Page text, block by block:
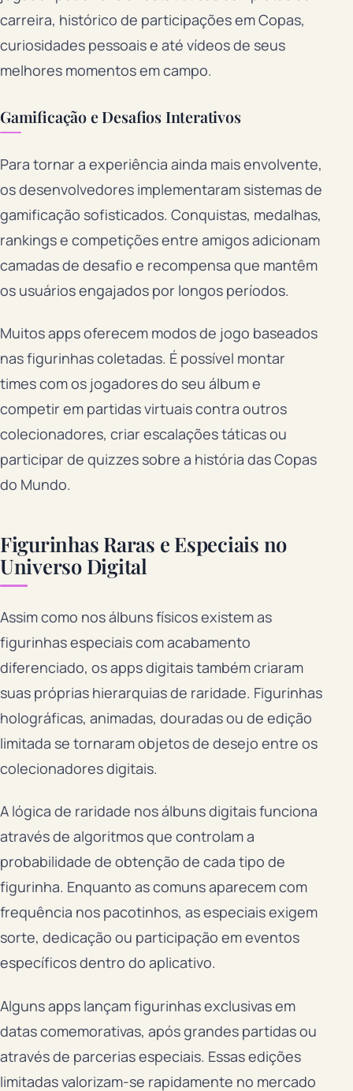
carreira, histórico de participações em Copas,
curiosidades pessoais e até vídeos de seus
melhores momentos em campo.
Gamificação e Desafios Interativos
Para tornar a experiência ainda mais envolvente,
os desenvolvedores implementaram sistemas de
gamificação sofisticados. Conquistas, medalhas,
rankings e competições entre amigos adicionam
camadas de desafio e recompensa que mantêm
os usuários engajados por longos períodos.
Muitos apps oferecem modos de jogo baseados
nas figurinhas coletadas. É possível montar
times com os jogadores do seu álbum e
competir em partidas virtuais contra outros
colecionadores, criar escalações táticas ou
participar de quizzes sobre a história das Copas
do Mundo.
Figurinhas Raras e Especiais no
Universo Digital
Assim como nos álbuns físicos existem as
figurinhas especiais com acabamento
diferenciado, os apps digitais também criaram
suas próprias hierarquias de raridade. Figurinhas
holográficas, animadas, douradas ou de edição
limitada se tornaram objetos de desejo entre os
colecionadores digitais.
A lógica de raridade nos álbuns digitais funciona
através de algoritmos que controlam a
probabilidade de obtenção de cada tipo de
figurinha. Enquanto as comuns aparecem com
frequência nos pacotinhos, as especiais exigem
sorte, dedicação ou participação em eventos
específicos dentro do aplicativo.
Alguns apps lançam figurinhas exclusivas em
datas comemorativas, após grandes partidas ou
através de parcerias especiais. Essas edições
limitadas valorizam-se rapidamente no mercado